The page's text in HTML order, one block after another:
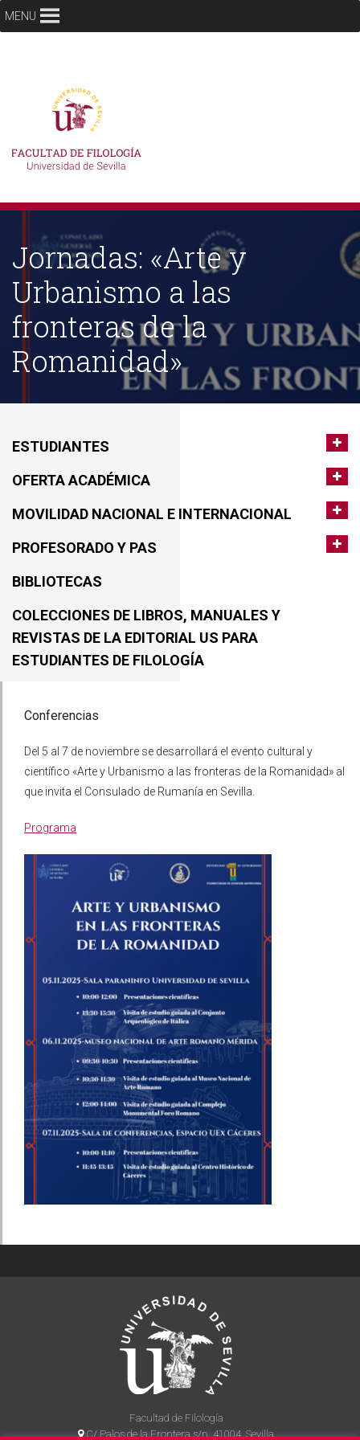
MENU
Jornadas: «Arte y
Urbanismo a las
fronteras de la
Romanidad»
ESTUDIANTES
OFERTA ACADÉMICA
MOVILIDAD NACIONAL E INTERNACIONAL
PROFESORADO Y PAS
BIBLIOTECAS
COLECCIONES DE LIBROS, MANUALES Y
REVISTAS DE LA EDITORIAL US PARA
ESTUDIANTES DE FILOLOGÍA
Conferencias
Del 5 al 7 de noviembre se desarrollará el evento cultural y
científico «Arte y Urbanismo a las fronteras de la Romanidad» al
que invita el Consulado de Rumanía en Sevilla.
Programa
Facultad de Filología
C/ Palos de la Frontera s/n, 41004, Sevilla